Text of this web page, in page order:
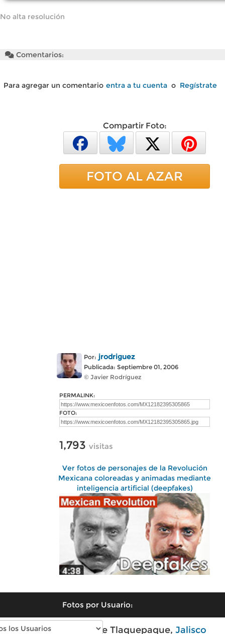
No alta resolución
Comentarios:
Para agregar un comentario entra a tu cuenta o Regístrate
Compartir Foto:
FOTO AL AZAR
Por: jrodriguez
Publicada: Septiembre 01, 2006
© Javier Rodríguez
PERMALINK:
FOTO:
1,793 visitas
Ver fotos de personajes de la Revolución
Mexicana coloreadas y animadas mediante
inteligencia artificial (deepfakes)
Fotos por Usuario:
Fotos modernas de Tlaquepaque, Jalisco